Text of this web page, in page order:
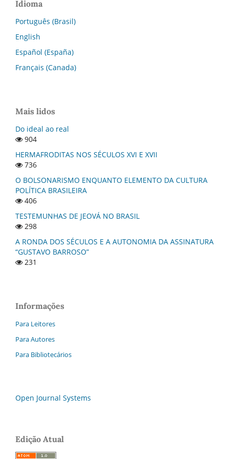
Idioma
Português (Brasil)
English
Español (España)
Français (Canada)
Mais lidos
Do ideal ao real
904
HERMAFRODITAS NOS SÉCULOS XVI E XVII
736
O BOLSONARISMO ENQUANTO ELEMENTO DA CULTURA
POLÍTICA BRASILEIRA
406
TESTEMUNHAS DE JEOVÁ NO BRASIL
298
A RONDA DOS SÉCULOS E A AUTONOMIA DA ASSINATURA
“GUSTAVO BARROSO”
231
Informações
Para Leitores
Para Autores
Para Bibliotecários
Open Journal Systems
Edição Atual